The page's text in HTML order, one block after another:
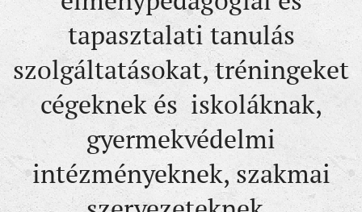
tapasztalati tanulás
szolgáltatásokat, tréningeket
cégeknek és iskoláknak,
gyermekvédelmi
intézményeknek, szakmai